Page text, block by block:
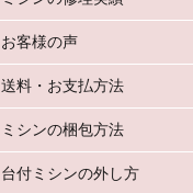
お客様の声
送料・お支払方法
ミシンの梱包方法
台付ミシンの外し方